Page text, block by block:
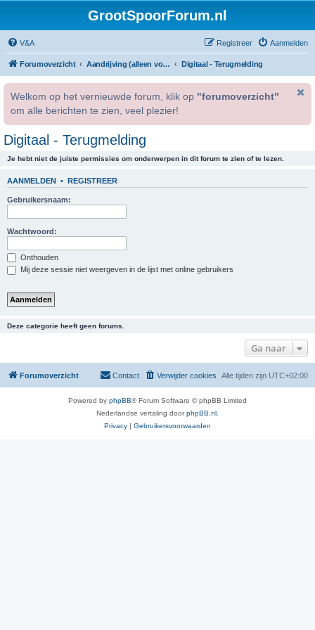
GrootSpoorForum.nl
V&A Aanmelden
Registreer
Forumoverzicht Aandrijving (alleen voor geregistreerde gebruikers). Digitaal - Terugmelding
Welkom op het vernieuwde forum, klik op "forumoverzicht"
om alle berichten te zien, veel plezier!
Digitaal - Terugmelding
Je hebt niet de juiste permissies om onderwerpen in dit forum te zien of te lezen.
AANMELDEN • REGISTREER
Gebruikersnaam:
Wachtwoord:
Onthouden
Mij deze sessie niet weergeven in de lijst met online gebruikers
Deze categorie heeft geen forums.
Ga naar
Forumoverzicht Alle tijden zijn UTC+02:00
Verwijder cookies
Contact
Powered by phpBB® Forum Software © phpBB Limited
Nederlandse vertaling doorphpBB.nl
Privacy | Gebruikersvoorwaarden